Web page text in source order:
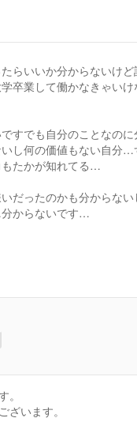
らいいか分からないけ
卒業して働かなきゃい
すでも自分のことなの
し何の価値もない自分
たかが知れてる…
だったのかも分からな
からないです…
います。